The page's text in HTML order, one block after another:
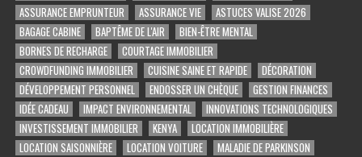
ASSURANCE EMPRUNTEUR
ASSURANCE VIE
ASTUCES VALISE 2026
BAGAGE CABINE
BAPTÊME DE L'AIR
BIEN-ÊTRE MENTAL
BORNES DE RECHARGE
COURTAGE IMMOBILIER
CROWDFUNDING IMMOBILIER
CUISINE SAINE ET RAPIDE
DÉCORATION
DÉVELOPPEMENT PERSONNEL
ENDOSSER UN CHÈQUE
GESTION FINANCES
IDÉE CADEAU
IMPACT ENVIRONNEMENTAL
INNOVATIONS TECHNOLOGIQUES
INVESTISSEMENT IMMOBILIER
KENYA
LOCATION IMMOBILIÈRE
LOCATION SAISONNIÈRE
LOCATION VOITURE
MALADIE DE PARKINSON